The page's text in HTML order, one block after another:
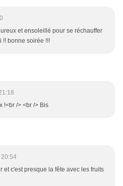
et ensoleillé pour se réchauffer
!! bonne soirée !!!
!<br /> <br /> Bis
et c'est presque la fête avec les fruits